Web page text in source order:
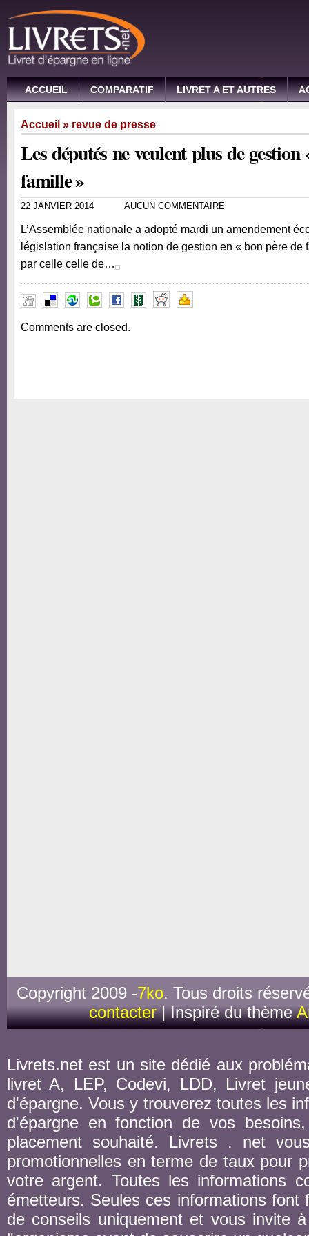
ACCUEIL COMPARATIF LIVRET A ET AUTRES
Accueil » revue de presse
Les députés ne veulent plus de gestion
famille »
22 JANVIER 2014 AUCUN COMMENTAIRE
L’Assemblée nationale a adopté mardi un amendement
législation française la notion de gestion en « bon père de
par celle celle de…
Comments are closed.
Copyright 2009 -7ko. Tous droits
contacter| Inspiré du thème
Livrets.net est un site dédié aux
livret A, LEP, Codevi, LDD, Livret
d'épargne. Vous y trouverez toutes les
d'épargne en fonction de vos
placement souhaité. Livrets . net
promotionnelles en terme de taux pour
votre argent. Toutes les informations
émetteurs. Seules ces informations
de conseils uniquement et vous invite